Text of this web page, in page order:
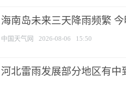
海南岛未来三天降雨频繁
中国天气网 2026-08-06 15:50
河北雷雨发展部分地区有中